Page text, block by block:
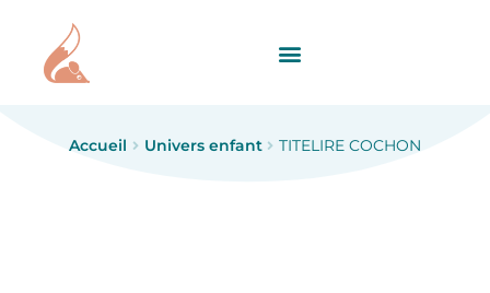
Accueil Univers enfant TITELIRE COCHON